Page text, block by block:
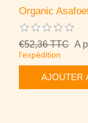
Organic
€52,36 TTC A
l'expédition
AJOUTER